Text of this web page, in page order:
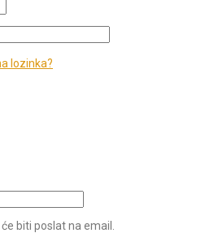
lozinka?
biti poslat na email.